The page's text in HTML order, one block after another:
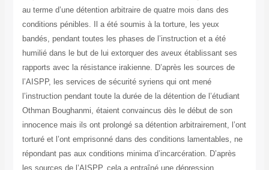
au terme d’une détention arbitraire de quatre mois dans des
conditions pénibles. Il a été soumis à la torture, les yeux
bandés, pendant toutes les phases de l’instruction et a été
humilié dans le but de lui extorquer des aveux établissant ses
rapports avec la résistance irakienne. D’après les sources de
l’AISPP, les services de sécurité syriens qui ont mené
l’instruction pendant toute la durée de la détention de l’étudiant
Othman Boughanmi, étaient convaincus dès le début de son
innocence mais ils ont prolongé sa détention arbitrairement, l’ont
torturé et l’ont emprisonné dans des conditions lamentables, ne
répondant pas aux conditions minima d’incarcération. D’après
les sources de l’AISPP, cela a entraîné une dépression